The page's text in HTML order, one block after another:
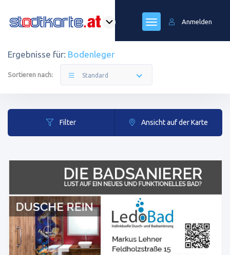
Anmelden
Ergebnisse für: Bodenleger
Sortieren nach: Standard
Filter Ansicht auf der Karte